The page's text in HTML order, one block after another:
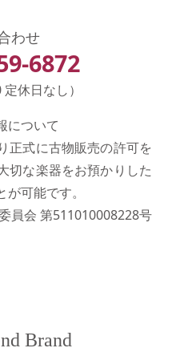
わせ
6872
休日なし）
について
正式に古物販売の許可を
切な楽器をお預かりした
可能です。
員会 第511010008228号
Brand